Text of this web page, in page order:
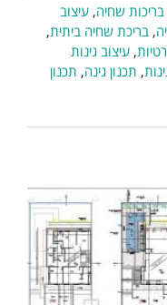
בריכות שחיה, עיצוב
, בריכת שחיה ביתית,
, עיצוב גינות
, תכנון גינה, תכנון